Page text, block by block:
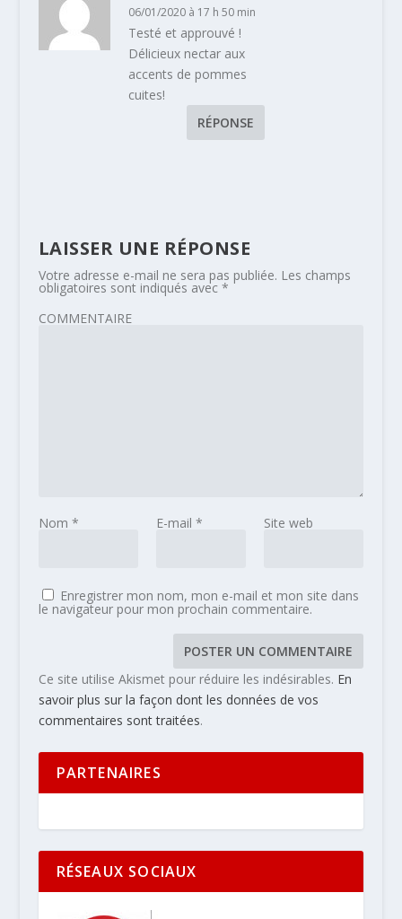
06/01/2020 à 17 h 50 min
Testé et approuvé !
Délicieux nectar aux
accents de pommes
cuites!
RÉPONSE
LAISSER UNE RÉPONSE
Votre adresse e-mail ne sera pas publiée. Les champs
obligatoires sont indiqués avec *
COMMENTAIRE
Nom * E-mail * Site web
Enregistrer mon nom, mon e-mail et mon site dans
le navigateur pour mon prochain commentaire.
Ce site utilise Akismet pour réduire les indésirables. En
savoir plus sur la façon dont les données de vos
commentaires sont traitées.
PARTENAIRES
RÉSEAUX SOCIAUX